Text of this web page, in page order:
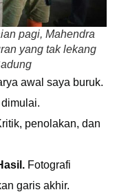
pagi, Mahendra
yang tak lekang
awal saya buruk.
penolakan, dan
Fotografi
garis akhir.